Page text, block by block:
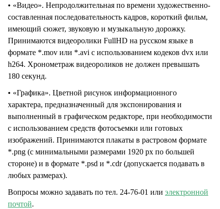
• «Видео». Непродолжительная по времени художественно-
составленная последовательность кадров, короткий фильм,
имеющий сюжет, звуковую и музыкальную дорожку.
Принимаются видеоролики FullHD на русском языке в
формате *.mov или *.avi с использованием кодеков dvx или
h264. Хронометраж видеороликов не должен превышать
180 секунд.
• «Графика». Цветной рисунок информационного
характера, предназначенный для экспонирования и
выполненный в графическом редакторе, при необходимости
с использованием средств фотосъемки или готовых
изображений. Принимаются плакаты в растровом формате
*.рng (с минимальными размерами 1920 рх по большей
стороне) и в формате *.рsd и *.сdr (допускается подавать в
любых размерах).
Вопросы можно задавать по тел. 24-76-01 или электронной
почтой.